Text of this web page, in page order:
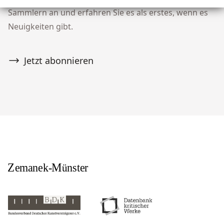
Sammlern an und erfahren Sie es als erstes, wenn es
Neuigkeiten gibt.
Jetzt abonnieren